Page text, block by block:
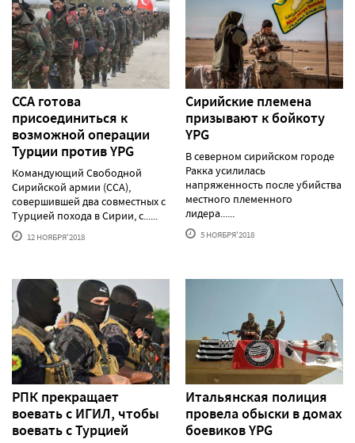
ССА готова
присоединиться к
возможной операции
Турции против YPG
Командующий Cвободной
Cирийской армии (ССА),
совершившей два совместных с
Турцией похода в Сирии, с......
12 НОЯБРЯ'2018
Сирийские племена
призывают к бойкоту
YPG
В северном сирийском городе
Ракка усилилась
напряженность после убийства
местного племенного
лидера......
5 НОЯБРЯ'2018
РПК прекращает
воевать с ИГИЛ, чтобы
воевать с Турцией
Итальянская полиция
провела обыски в домах
боевиков YPG